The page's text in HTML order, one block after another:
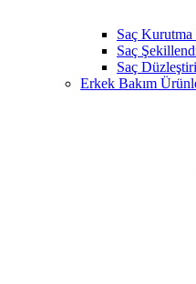
Saç
Saç
Saç
Erkek Bakım